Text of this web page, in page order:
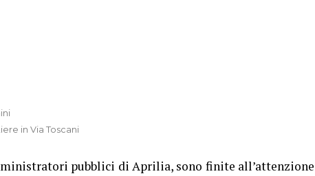
in Via Toscani
pubblici di Aprilia, sono finite all’attenzione